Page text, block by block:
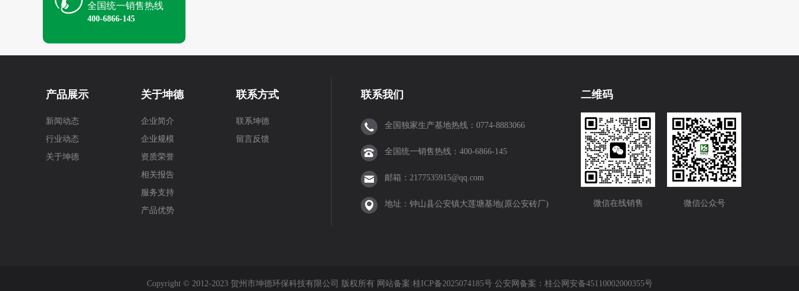
全国统一销售热线
400-6866-145
产品展示
新闻动态
行业动态
关于坤德
关于坤德
企业简介
企业规模
资质荣誉
相关报告
服务支持
产品优势
联系方式
联系坤德
留言反馈
联系我们
全国独家生产基地热线：0774-8883066
全国统一销售热线：400-6866-145
邮箱：2177535915@qq.com
地址：钟山县公安镇大莲塘基地(原公安砖厂)
二维码
微信在线销售 微信公众号
Copyright © 2012-2023 贺州市坤德环保科技有限公司 版权所有 网站备案:桂ICP备2025074185号公安网备案： 桂公网安备45110002000355号